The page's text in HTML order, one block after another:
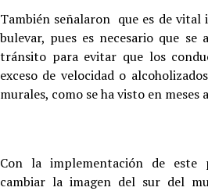
También señalaron que es de
bulevar, pues es necesario que
tránsito para evitar que los
exceso de velocidad o
murales, como se ha visto en meses
Con la implementación de este
cambiar la imagen del sur del